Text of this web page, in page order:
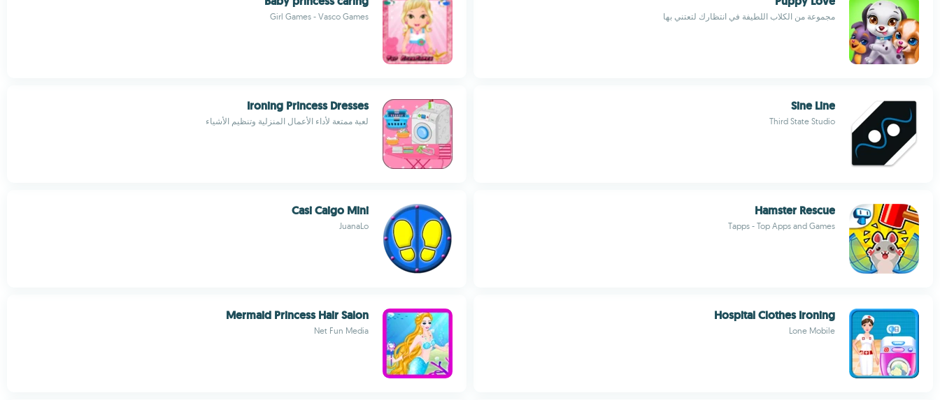
مجموعة من الكلاب اللطيفة في انتظارك لتعتني بها Girl Games - Vasco Games
Sine Line
Third State Studio
Ironing Princess Dresses
لعبة ممتعة لأداء الأعمال المنزلية وتنظيم الأشياء
Hamster Rescue
Tapps - Top Apps and Games
Casi Caigo Mini
JuanaLo
Hospital Clothes Ironing
Lone Mobile
Mermaid Princess Hair Salon
Net Fun Media